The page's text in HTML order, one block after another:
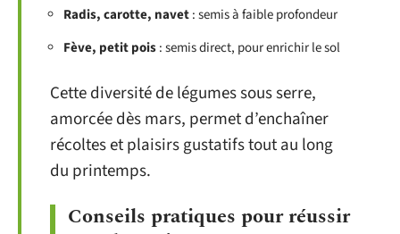
Radis, carotte, navet: semis à faible profondeur
Fève, petit pois: semis direct, pour enrichir le sol
Cette diversité de légumes sous serre,
amorcée dès mars, permet d’enchaîner
récoltes et plaisirs gustatifs tout au long
du printemps.
Conseils pratiques pour réussir